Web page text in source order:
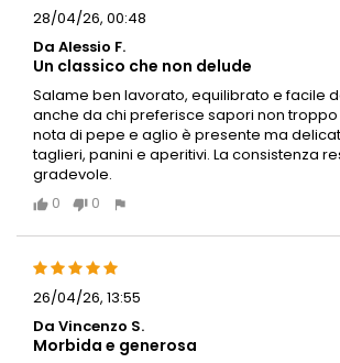
28/04/26, 00:48
Da Alessio F.
Un classico che non delude
Salame ben lavorato, equilibrato e facile
anche da chi preferisce sapori non troppo
nota di pepe e aglio è presente ma
taglieri, panini e aperitivi. La consistenza
gradevole.
0
0
26/04/26, 13:55
Da Vincenzo S.
Morbida e generosa